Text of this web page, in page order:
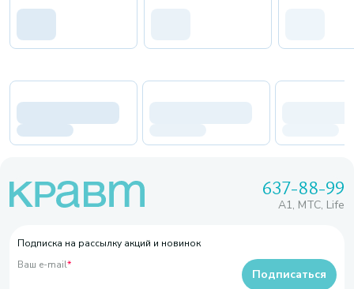
637-88-99
A1, МТС, Life
Подписка на рассылку акций и новинок
Ваш e-mail*
Подписаться